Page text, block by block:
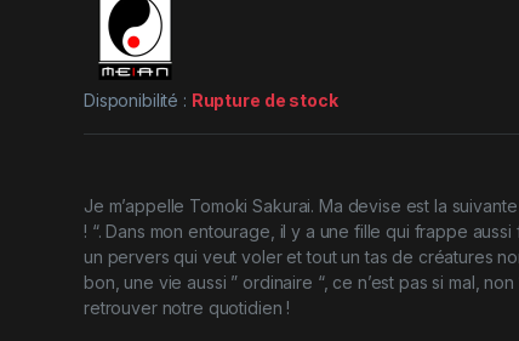
Disponibilité : Rupture de stock
Je m’appelle Tomoki Sakurai. Ma devise est la
! “. Dans mon entourage, il y a une fille qui frappe aussi
un pervers qui veut voler et tout un tas de créatures
bon, une vie aussi ” ordinaire “, ce n’est pas si mal, non
retrouver notre quotidien !